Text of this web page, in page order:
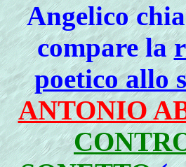
Angelico
compare la
poetico allo
ANTONIO